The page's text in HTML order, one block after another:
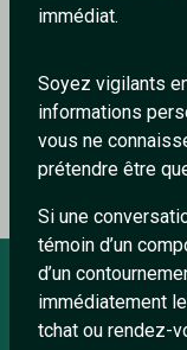
immédiat.
Soyez vigilants
informations
vous ne
prétendre être
Si une
témoin d’un
d’un
immédiatement
tchat ou rendez-
Ici pour de
Répondre
À PROPOS